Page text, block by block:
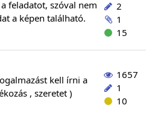
feladatot, szóval nem
a képen található.
2
1
15
kell írni a
, szeretet )
1657
1
10